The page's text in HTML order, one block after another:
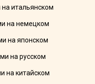
на итальянском
на немецком
на японском
на русском
на китайском